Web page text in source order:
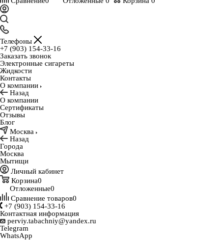
Телефоны
+7 (903) 154-33-16
Заказать звонок
Электронные сигареты
Жидкости
Контакты
О компании
Назад
О компании
Сертификаты
Отзывы
Блог
Москва
Назад
Города
Москва
Мытищи
Личный кабинет
Корзина0
Отложенные0
Сравнение товаров0
+7 (903) 154-33-16
Контактная информация
perviy.tabachniy@yandex.ru
Telegram
WhatsApp